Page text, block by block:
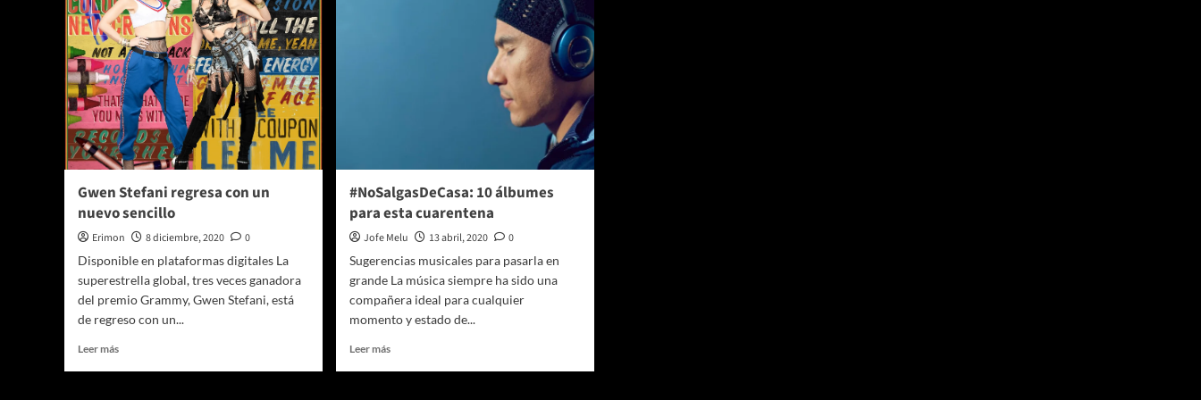
Gwen Stefani regresa con un
nuevo sencillo
Erimon 8 diciembre, 2020
0
Disponible en plataformas digitales La
superestrella global, tres veces ganadora
del premio Grammy, Gwen Stefani, está
de regreso con un...
Leer másLeer
#NoSalgasDeCasa: 10 álbumes
para esta cuarentena
Jofe Melu 13 abril, 2020
0
Sugerencias musicales para pasarla en
grande La música siempre ha sido una
compañera ideal para cualquier
momento y estado de...
Leer másLeer